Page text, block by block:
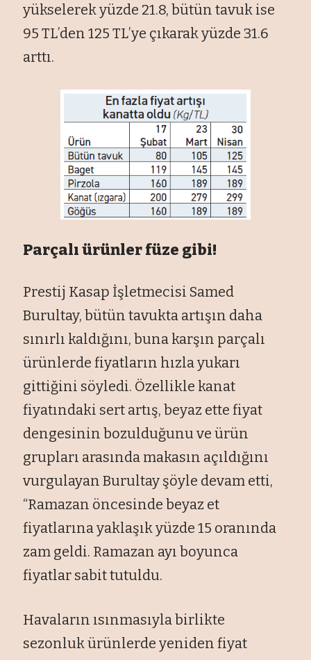
yükselerek yüzde 21.8, bütün tavuk ise
95 TL’den 125 TL’ye çıkarak yüzde 31.6
arttı.
Parçalı ürünler füze gibi!
Prestij Kasap İşletmecisi Samed
Burultay, bütün tavukta artışın daha
sınırlı kaldığını, buna karşın parçalı
ürünlerde fiyatların hızla yukarı
gittiğini söyledi. Özellikle kanat
fiyatındaki sert artış, beyaz ette fiyat
dengesinin bozulduğunu ve ürün
grupları arasında makasın açıldığını
vurgulayan Burultay şöyle devam etti,
“Ramazan öncesinde beyaz et
fiyatlarına yaklaşık yüzde 15 oranında
zam geldi. Ramazan ayı boyunca
fiyatlar sabit tutuldu.
Havaların ısınmasıyla birlikte
sezonluk ürünlerde yeniden fiyat